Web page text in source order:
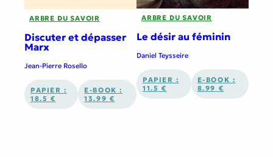
ARBRE DU SAVOIR
Discuter et dépasser
Marx
Jean-Pierre Rosello
PAPIER :
18.5 €
E-BOOK :
13.99 €
ARBRE DU SAVOIR
Le désir au féminin
Daniel Teysseire
PAPIER :
11.5 €
E-BOOK :
8.99 €